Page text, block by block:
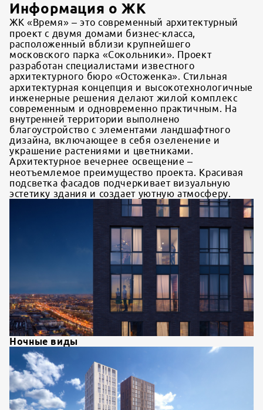
Информация о ЖК
ЖК «Время» – это современный архитектурный
проект с двумя домами бизнес-класса,
расположенный вблизи крупнейшего
московского парка «Сокольники». Проект
разработан специалистами известного
архитектурного бюро «Остоженка». Стильная
архитектурная концепция и высокотехнологичные
инженерные решения делают жилой комплекс
современным и одновременно практичным. На
внутренней территории выполнено
благоустройство с элементами ландшафтного
дизайна, включающее в себя озеленение и
украшение растениями и цветниками.
Архитектурное вечернее освещение –
неотъемлемое преимущество проекта. Красивая
подсветка фасадов подчеркивает визуальную
эстетику здания и создает уютную атмосферу.
Ночные виды